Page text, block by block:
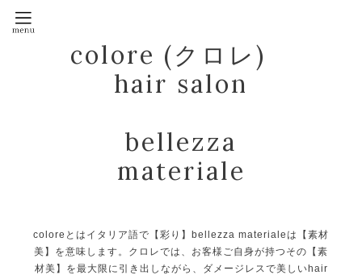
colore (クロレ)
hair salon
bellezza
materiale
coloreとはイタリア語で【彩り】bellezza materialeは【素材
美】を意味します。クロレでは、お客様ご自身が持つその【素
材美】を最大限に引き出しながら、ダメージレスで美しいhair